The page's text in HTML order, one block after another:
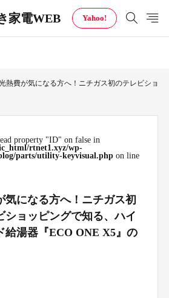
家電WEB Yahoo!
熱費が気になる方へ！ニチガス初のテレビショ
property "ID" on false in
rtnet1.xyz/wp-
parts/utility-keyvisual.phpon line
気になる方へ！ニチガス初
ショッピングで知る、ハイ
給湯器『ECO ONE X5』の